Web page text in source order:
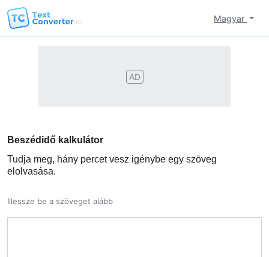
Magyar
AD
Beszédidő kalkulátor
Tudja meg, hány percet vesz igénybe egy szöveg
elolvasása.
Illessze be a szöveget alább